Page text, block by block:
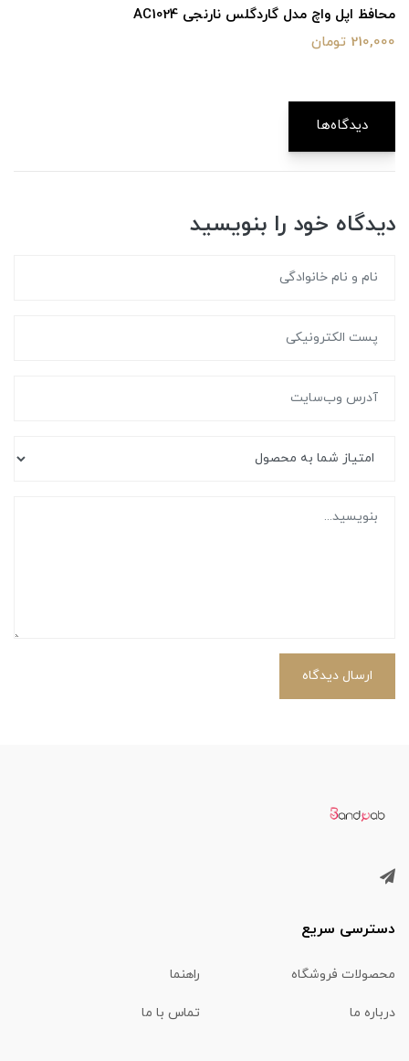
محافظ اپل واچ مدل گاردگلس نارنجی AC1024
210,000 تومان
دیدگاه‌ها
دیدگاه خود را بنویسید
ارسال دیدگاه
دسترسی سریع
محصولات فروشگاه راهنما
درباره ما تماس با ما